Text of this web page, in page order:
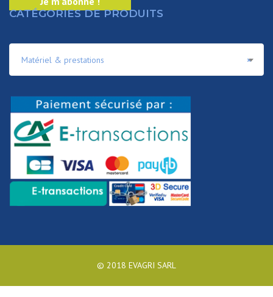
CATÉGORIES DE PRODUITS
×
Matériel & prestations
© 2018 EVAGRI SARL